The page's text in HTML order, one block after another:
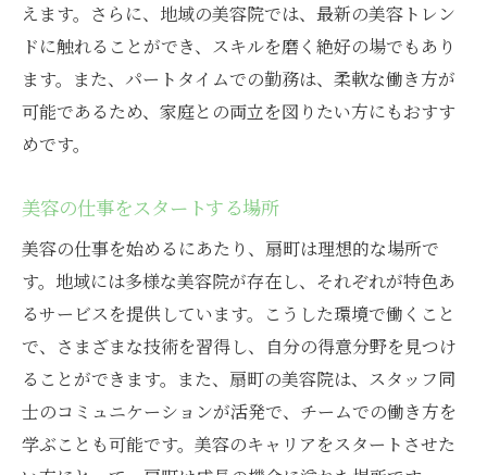
えます。さらに、地域の美容院では、最新の美容トレン
ドに触れることができ、スキルを磨く絶好の場でもあり
ます。また、パートタイムでの勤務は、柔軟な働き方が
可能であるため、家庭との両立を図りたい方にもおすす
めです。
美容の仕事をスタートする場所
美容の仕事を始めるにあたり、扇町は理想的な場所で
す。地域には多様な美容院が存在し、それぞれが特色あ
るサービスを提供しています。こうした環境で働くこと
で、さまざまな技術を習得し、自分の得意分野を見つけ
ることができます。また、扇町の美容院は、スタッフ同
士のコミュニケーションが活発で、チームでの働き方を
学ぶことも可能です。美容のキャリアをスタートさせた